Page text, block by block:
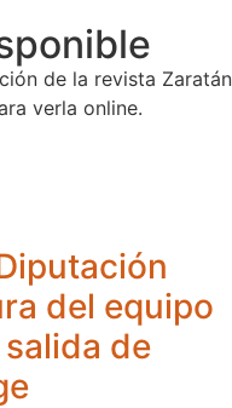
de la revista Zaratán
verla online.
del equipo
de